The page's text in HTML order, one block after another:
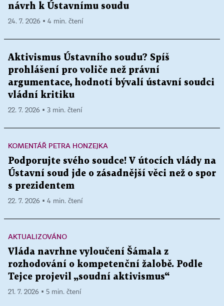
návrh k Ústavnímu soudu
24. 7. 2026 ▪ 4 min. čtení
Aktivismus Ústavního soudu? Spíš
prohlášení pro voliče než právní
argumentace, hodnotí bývalí ústavní soudci
vládní kritiku
22. 7. 2026 ▪ 3 min. čtení
KOMENTÁŘ PETRA HONZEJKA
Podporujte svého soudce! V útocích vlády na
Ústavní soud jde o zásadnější věci než o spor
s prezidentem
22. 7. 2026 ▪ 4 min. čtení
AKTUALIZOVÁNO
Vláda navrhne vyloučení Šámala z
rozhodování o kompetenční žalobě. Podle
Tejce projevil „soudní aktivismus“
21. 7. 2026 ▪ 5 min. čtení